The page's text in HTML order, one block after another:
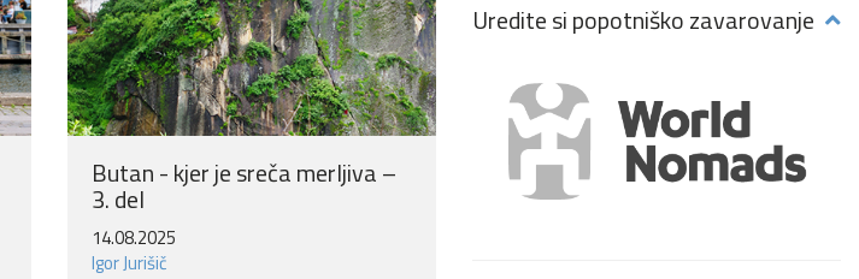
Butan - kjer je sreča merljiva –
3. del
14.08.2025
Igor Jurišič
Uredite si popotniško zavarovanje